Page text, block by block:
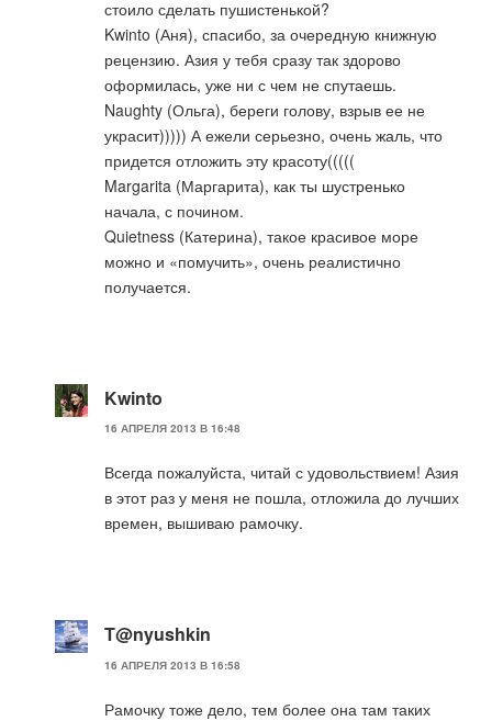
стоило сделать пушистенькой?
Kwinto (Аня), спасибо, за очередную книжную
рецензию. Азия у тебя сразу так здорово
оформилась, уже ни с чем не спутаешь.
Naughty (Ольга), береги голову, взрыв ее не
украсит))))) А ежели серьезно, очень жаль, что
придется отложить эту красоту(((((
Margarita (Маргарита), как ты шустренько
начала, с почином.
Quietness (Катерина), такое красивое море
можно и «помучить», очень реалистично
получается.
Kwinto
16 АПРЕЛЯ 2013 В 16:48
Всегда пожалуйста, читай с удовольствием! Азия
в этот раз у меня не пошла, отложила до лучших
времен, вышиваю рамочку.
T@nyushkin
16 АПРЕЛЯ 2013 В 16:58
Рамочку тоже дело, тем более она там таких